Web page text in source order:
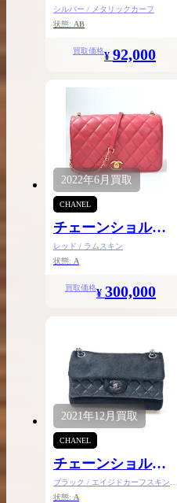
ー
シルバー / メタリックカーフ
状態: AB
買取価格¥ 92,000
2022年6月 買取
CHANEL
チェーンショルダ
ー
レッド / ラムスキン
状態: A
買取価格¥ 300,000
2021年12月買取
CHANEL
チェーンショルダ
ー
ブラック / エイジドカーフスキン /
ファー
状態: A